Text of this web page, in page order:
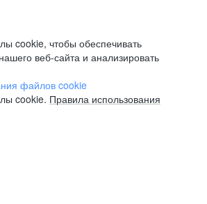
cookie, чтобы обеспечивать
веб-сайта и анализировать
файлов cookie
cookie. Правила использования